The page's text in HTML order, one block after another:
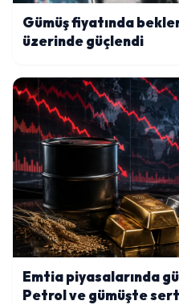
Gümüş fiyatında
üzerinde güçlendi
Emtia piyasalarında
Petrol ve gümüşte sert